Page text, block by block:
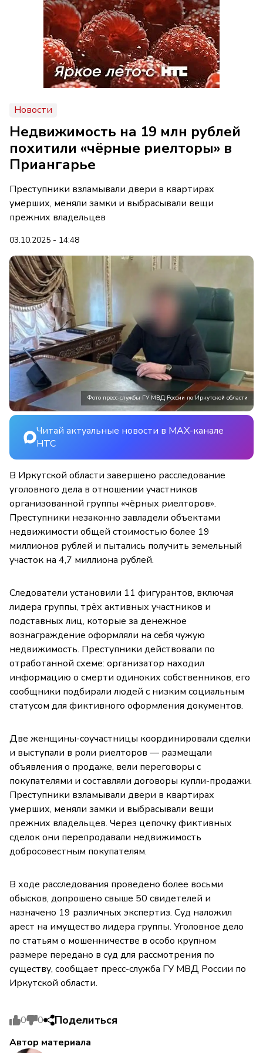
Новости
Недвижимость на 19 млн рублей
похитили «чёрные риелторы» в
Приангарье
Преступники взламывали двери в квартирах
умерших, меняли замки и выбрасывали вещи
прежних владельцев
03.10.2025 - 14:48
Фото пресс-службы ГУ МВД России по Иркутской области
Читай актуальные новости в MAX-канале
НТС
В Иркутской области завершено расследование
уголовного дела в отношении участников
организованной группы «чёрных риелторов».
Преступники незаконно завладели объектами
недвижимости общей стоимостью более 19
миллионов рублей и пытались получить земельный
участок на 4,7 миллиона рублей.
Следователи установили 11 фигурантов, включая
лидера группы, трёх активных участников и
подставных лиц, которые за денежное
вознаграждение оформляли на себя чужую
недвижимость. Преступники действовали по
отработанной схеме: организатор находил
информацию о смерти одиноких собственников, его
сообщники подбирали людей с низким социальным
статусом для фиктивного оформления документов.
Две женщины-соучастницы координировали сделки
и выступали в роли риелторов — размещали
объявления о продаже, вели переговоры с
покупателями и составляли договоры купли-продажи.
Преступники взламывали двери в квартирах
умерших, меняли замки и выбрасывали вещи
прежних владельцев. Через цепочку фиктивных
сделок они перепродавали недвижимость
добросовестным покупателям.
В ходе расследования проведено более восьми
обысков, допрошено свыше 50 свидетелей и
назначено 19 различных экспертиз. Суд наложил
арест на имущество лидера группы. Уголовное дело
по статьям о мошенничестве в особо крупном
размере передано в суд для рассмотрения по
существу, сообщает пресс-служба ГУ МВД России по
Иркутской области.
0 0 Поделиться
Автор материала